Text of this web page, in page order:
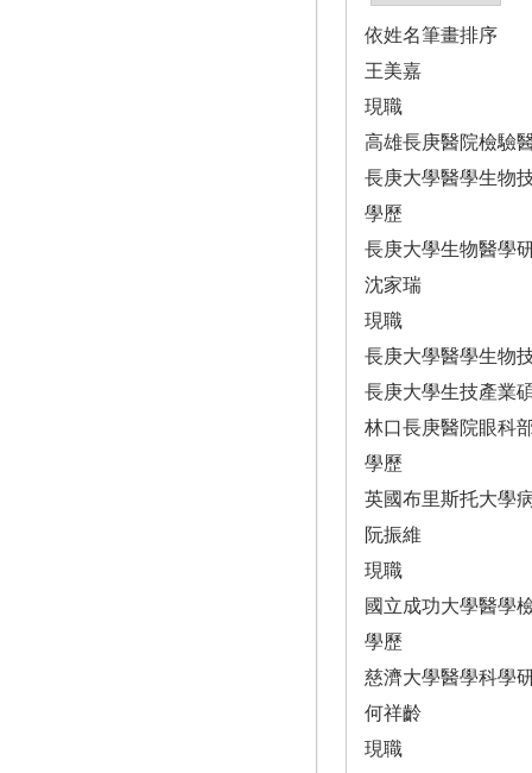
依姓名筆畫排序
王美嘉
現職
高雄長庚醫院檢驗
長庚大學醫學生物
學歷
長庚大學生物醫學
沈家瑞
現職
長庚大學醫學生物
長庚大學生技產業
林口長庚醫院眼科
學歷
英國布里斯托大學
阮振維
現職
國立成功大學醫學
學歷
慈濟大學醫學科學
何祥齡
現職